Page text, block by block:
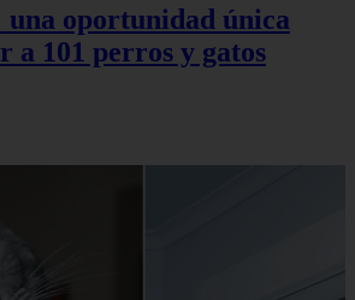
una oportunidad única
a 101 perros y gatos